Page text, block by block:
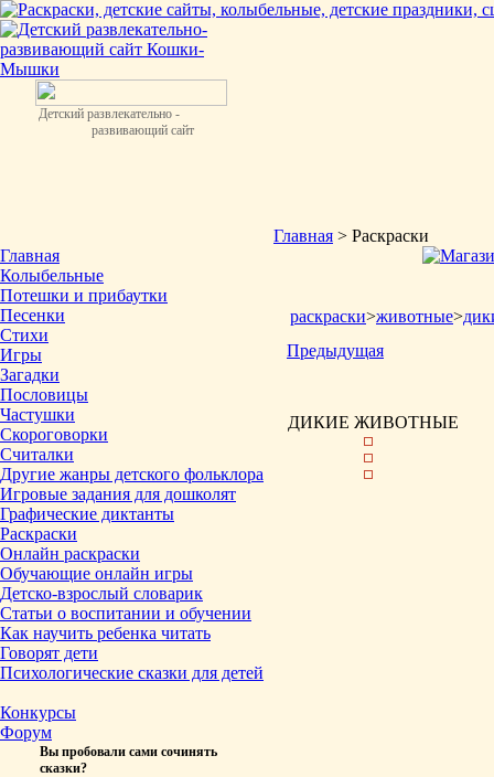
Детский развлекательно -
развивающий сайт
Главная
Колыбельные
Потешки и прибаутки
Песенки
Стихи
Игры
Загадки
Пословицы
Частушки
Скороговорки
Считалки
Другие жанры детского фольклора
Игровые задания для дошколят
Графические диктанты
Раскраски
Онлайн раскраски
Обучающие онлайн игры
Детско-взрослый словарик
Статьи о воспитании и обучении
Как научить ребенка читать
Говорят дети
Психологические сказки для детей
Конкурсы
Форум
Вы пробовали сами сочинять
сказки?
Главная > Раскраски
раскраски>животные>
Предыдущая
ДИКИЕ ЖИВОТНЫЕ